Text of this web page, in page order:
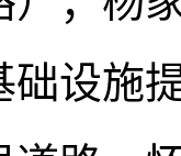
础设施